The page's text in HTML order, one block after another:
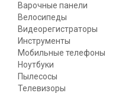
Варочные панели
Велосипеды
Видеорегистраторы
Инструменты
Мобильные телефоны
Ноутбуки
Пылесосы
Телевизоры